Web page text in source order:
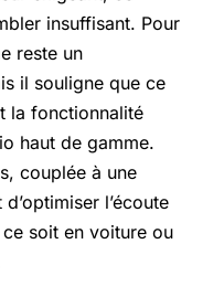
insuffisant. Pour
reste un
il souligne que ce
la fonctionnalité
haut de gamme.
couplée à une
l’écoute
soit en voiture ou